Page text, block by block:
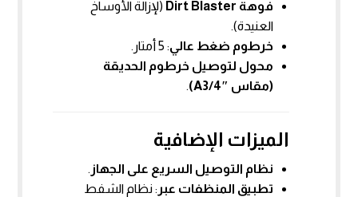
فوهة Dirt Blaster
(لإزالة الأوساخ
العنيدة).
خرطوم ضغط عالي: 5 أمتار.
محول لتوصيل خرطوم الحديقة
(مقاس A3/4″)
.
الميزات الإضافية
نظام التوصيل السريع على الجهاز .
تطبيق المنظفات عبر : نظام الشفط